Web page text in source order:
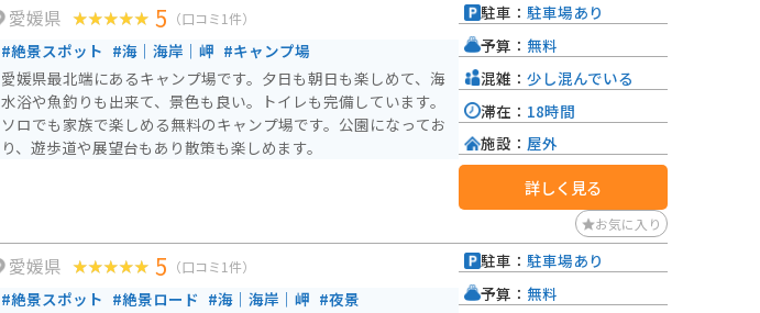
愛媛県 5 （口コミ1件）
#絶景スポット #海｜海岸｜岬 #キャンプ場
愛媛県最北端にあるキャンプ場です。夕日も朝日も楽しめて、海
水浴や魚釣りも出来て、景色も良い。トイレも完備しています。
ソロでも家族で楽しめる無料のキャンプ場です。公園になってお
り、遊歩道や展望台もあり散策も楽しめます。
駐車： 駐車場あり
予算： 無料
混雑： 少し混んでいる
滞在： 18時間
施設： 屋外
詳しく見る
お気に入り
愛媛県 5 （口コミ1件）
#絶景スポット #絶景ロード #海｜海岸｜岬 #夜景
駐車： 駐車場あり
予算： 無料